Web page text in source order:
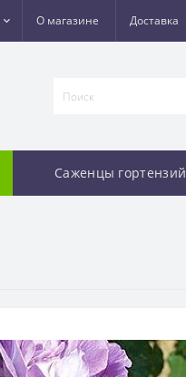
О магазине Доставка
Саженцы гортензий